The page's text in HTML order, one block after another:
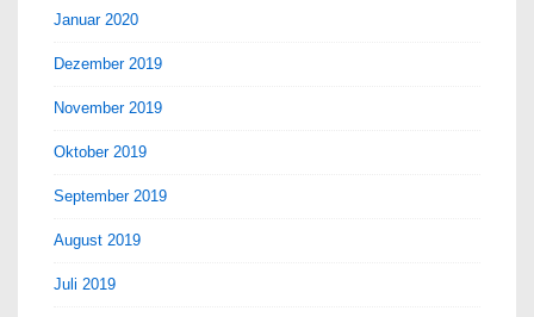
Januar 2020
Dezember 2019
November 2019
Oktober 2019
September 2019
August 2019
Juli 2019